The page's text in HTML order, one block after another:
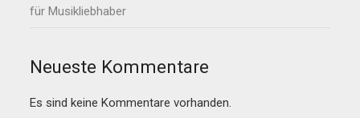
für Musikliebhaber
Neueste Kommentare
Es sind keine Kommentare vorhanden.